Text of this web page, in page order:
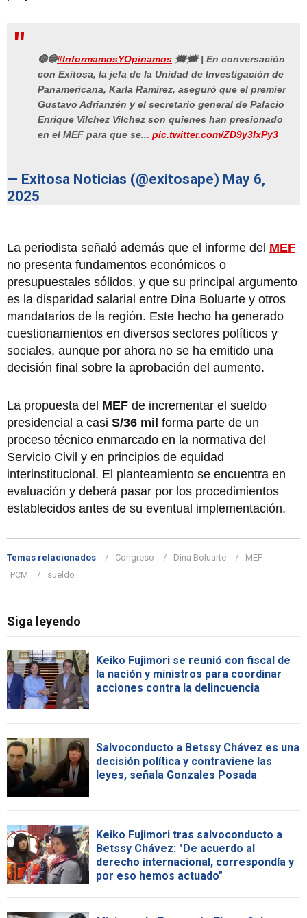
🔴🔵#InformamosYOpinamos 🗯🗯 | En conversación
con Exitosa, la jefa de la Unidad de Investigación de
Panamericana, Karla Ramírez, aseguró que el premier
Gustavo Adrianzén y el secretario general de Palacio
Enrique Vilchez Vilchez son quienes han presionado
en el MEF para que se... pic.twitter.com/ZD9y3IxPy3
— Exitosa Noticias (@exitosape) May 6,
2025
La periodista señaló además que el informe del MEF
no presenta fundamentos económicos o
presupuestales sólidos, y que su principal argumento
es la disparidad salarial entre Dina Boluarte y otros
mandatarios de la región. Este hecho ha generado
cuestionamientos en diversos sectores políticos y
sociales, aunque por ahora no se ha emitido una
decisión final sobre la aprobación del aumento.
La propuesta del MEF de incrementar el sueldo
presidencial a casi S/36 mil forma parte de un
proceso técnico enmarcado en la normativa del
Servicio Civil y en principios de equidad
interinstitucional. El planteamiento se encuentra en
evaluación y deberá pasar por los procedimientos
establecidos antes de su eventual implementación.
Temas relacionados Congreso Dina Boluarte
MEF
PCM
sueldo
Siga leyendo
Keiko Fujimori se reunió con fiscal de
la nación y ministros para coordinar
acciones contra la delincuencia
Salvoconducto a Betssy Chávez es una
decisión política y contraviene las
leyes, señala Gonzales Posada
Keiko Fujimori tras salvoconducto a
Betssy Chávez: "De acuerdo al
derecho internacional, correspondía y
por eso hemos actuado"